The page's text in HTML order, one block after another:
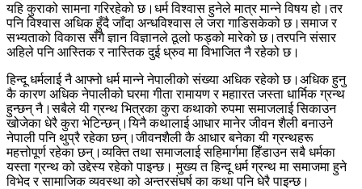
यहि कुराको सामना गरिरहेको छ।धर्म विश्वास हुनेले मात्र मान्ने विषय हो।तर
पनि विश्वास अधिक हुँदै जाँदा अन्धविश्वास ले जरा गाडिसकेको छ।समाज र
सभ्यताको विकास सँगै ज्ञान विज्ञानले ठूलो फड्को मारेको छ।तरपनि संसार
अहिले पनि आस्तिक र नास्तिक दुई ध्रुव मा विभाजित नै रहेको छ।
हिन्दू धर्मलाई नै आफ्नो धर्म मान्ने नेपालीको संख्या अधिक रहेको छ।अधिक हुनु
कै कारण अधिक नेपालीको घरमा गीता रामायण र महाारत जस्ता धार्मिक ग्रन्थ
हुन्छन् नै।सबैले यी ग्रन्थ भित्रका कुरा कथाको रुपमा समाजलाई सिकाउन
खोजेका धेरै कुरा भेटिन्छन्।यिनै कथालाई आधार मानेर जीवन शैली बनाउने
नेपाली पनि थुप्रै रहेका छन्।जीवनशैली कै आधार बनेका यी ग्रन्थहरू
महत्तोपूर्ण रहेका छन्।व्यक्ति तथा समाजलाई सहिमार्गमा हिँडाउन सबै धर्मका
यस्ता ग्रन्थ को उद्देस्य रहेको पाइन्छ। मुख्य त हिन्दू धर्म ग्रन्थ मा समाजमा हुने
विभेद र सामाजिक व्यवस्था को अन्तरसंघर्ष का कथा पनि धेरै पाइन्छ।